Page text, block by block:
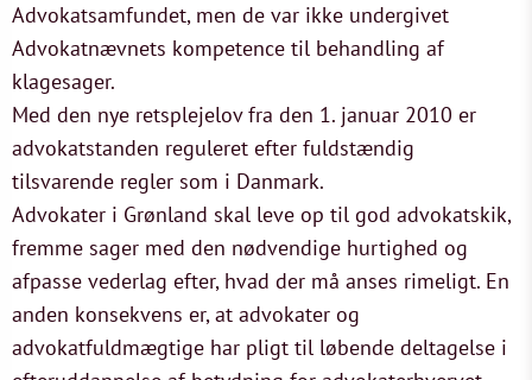
Advokatsamfundet, men de var ikke undergivet
Advokatnævnets kompetence til behandling af
klagesager.
Med den nye retsplejelov fra den 1. januar 2010 er
advokatstanden reguleret efter fuldstændig
tilsvarende regler som i Danmark.
Advokater i Grønland skal leve op til god advokatskik,
fremme sager med den nødvendige hurtighed og
afpasse vederlag efter, hvad der må anses rimeligt. En
anden konsekvens er, at advokater og
advokatfuldmægtige har pligt til løbende deltagelse i